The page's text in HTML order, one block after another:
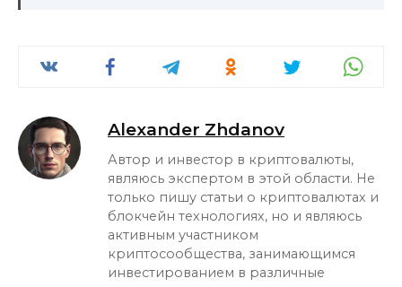
Alexander Zhdanov
Автор и инвестор в криптовалюты,
являюсь экспертом в этой области. Не
только пишу статьи о криптовалютах и
блокчейн технологиях, но и являюсь
активным участником
криптосообщества, занимающимся
инвестированием в различные